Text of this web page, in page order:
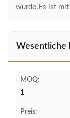
wurde.Es ist
Wesentliche
MOQ:
1
Preis: